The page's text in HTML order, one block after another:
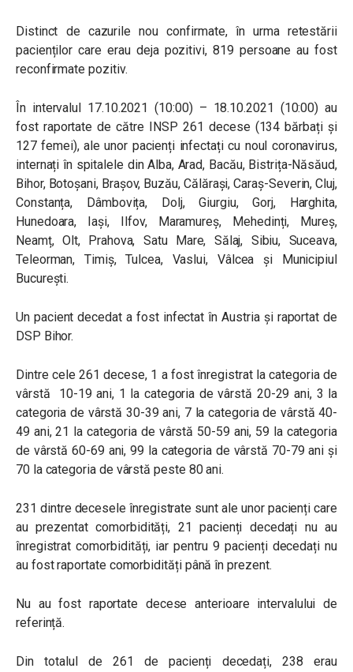
Distinct de cazurile nou confirmate, în urma retestării
pacienților care erau deja pozitivi, 819 persoane au fost
reconfirmate pozitiv.
În intervalul 17.10.2021 (10:00) – 18.10.2021 (10:00) au
fost raportate de către INSP 261 decese (134 bărbați și
127 femei), ale unor pacienți infectați cu noul coronavirus,
internați în spitalele din Alba, Arad, Bacău, Bistrița-Năsăud,
Bihor, Botoșani, Brașov, Buzău, Călărași, Caraș-Severin, Cluj,
Constanța, Dâmbovița, Dolj, Giurgiu, Gorj, Harghita,
Hunedoara, Iași, Ilfov, Maramureș, Mehedinți, Mureș,
Neamț, Olt, Prahova, Satu Mare, Sălaj, Sibiu, Suceava,
Teleorman, Timiș, Tulcea, Vaslui, Vâlcea și Municipiul
București.
Un pacient decedat a fost infectat în Austria și raportat de
DSP Bihor.
Dintre cele 261 decese, 1 a fost înregistrat la categoria de
vârstă 10-19 ani, 1 la categoria de vârstă 20-29 ani, 3 la
categoria de vârstă 30-39 ani, 7 la categoria de vârstă 40-
49 ani, 21 la categoria de vârstă 50-59 ani, 59 la categoria
de vârstă 60-69 ani, 99 la categoria de vârstă 70-79 ani și
70 la categoria de vârstă peste 80 ani.
231 dintre decesele înregistrate sunt ale unor pacienți care
au prezentat comorbidități, 21 pacienți decedați nu au
înregistrat comorbidități, iar pentru 9 pacienți decedați nu
au fost raportate comorbidități până în prezent.
Nu au fost raportate decese anterioare intervalului de
referință.
Din totalul de 261 de pacienți decedați, 238 erau